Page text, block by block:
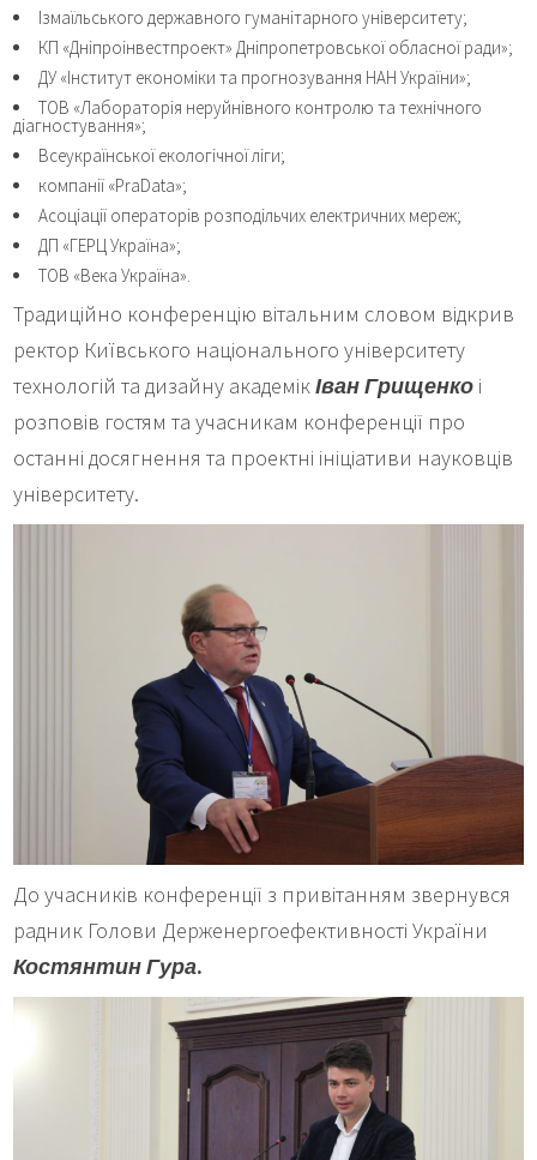
Ізмаїльського державного гуманітарного університету;
КП «Дніпроінвестпроект» Дніпропетровської обласної ради»;
ДУ «Інститут економіки та прогнозування НАН України»;
ТОВ «Лабораторія неруйнівного контролю та технічного
діагностування»;
Всеукраїнської екологічної ліги;
компанії «PraData»;
Асоціації операторів розподільчих електричних мереж;
ДП «ГЕРЦ Україна»;
ТОВ «Века Україна».
Традиційно конференцію вітальним словом відкрив
ректор Київського національного університету
технологій та дизайну академікІван Грищенко і
розповів гостям та учасникам конференції про
останні досягнення та проектні ініціативи науковців
університету.
До учасників конференції з привітанням звернувся
радник Голови Держенергоефективності України
Костянтин Гура.